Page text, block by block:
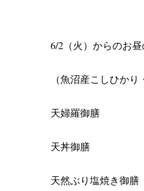
6/2（火）からのお
（魚沼産こしひか
天婦羅御膳
天丼御膳
天然ぶり塩焼き御膳